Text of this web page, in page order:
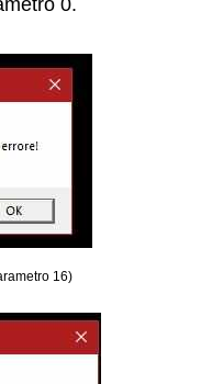
16)